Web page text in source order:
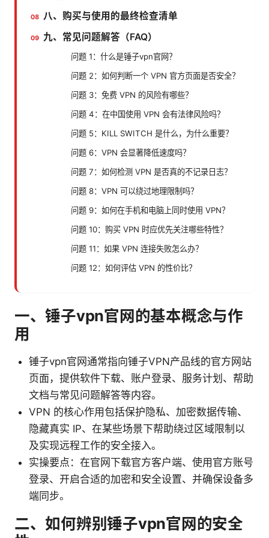
八、购买与使用的最终检查清单
九、常见问题解答（FAQ）
问题 1：什么是锤子vpn官网？
问题 2：如何判断一个 VPN 官方页面是否安全？
问题 3：免费 VPN 的风险有哪些？
问题 4：在中国使用 VPN 会有法律风险吗？
问题 5：KILL SWITCH 是什么，为什么重要？
问题 6：VPN 会显著降低速度吗？
问题 7：如何检测 VPN 是否真的不记录日志？
问题 8：VPN 可以绕过地理限制吗？
问题 9：如何在手机和电脑上同时使用 VPN？
问题 10：购买 VPN 时应优先关注哪些特性？
问题 11：如果 VPN 连接失败怎么办？
问题 12：如何评估 VPN 的性价比？
一、锤子vpn官网的基本概念与作
用
锤子vpn官网通常指向锤子VPN产品线的官方网站
页面，提供软件下载、账户登录、服务计划、帮助
文档与常见问题解答等内容。
VPN 的核心作用包括保护隐私、加密数据传输、
隐藏真实 IP、在某些场景下帮助绕过区域限制以
及实现远程工作的安全接入。
实操要点：在官网下载官方客户端、使用官方账号
登录、开启合适的加密和安全设置、并确保设备多
端同步。
二、如何辨别锤子vpn官网的安全